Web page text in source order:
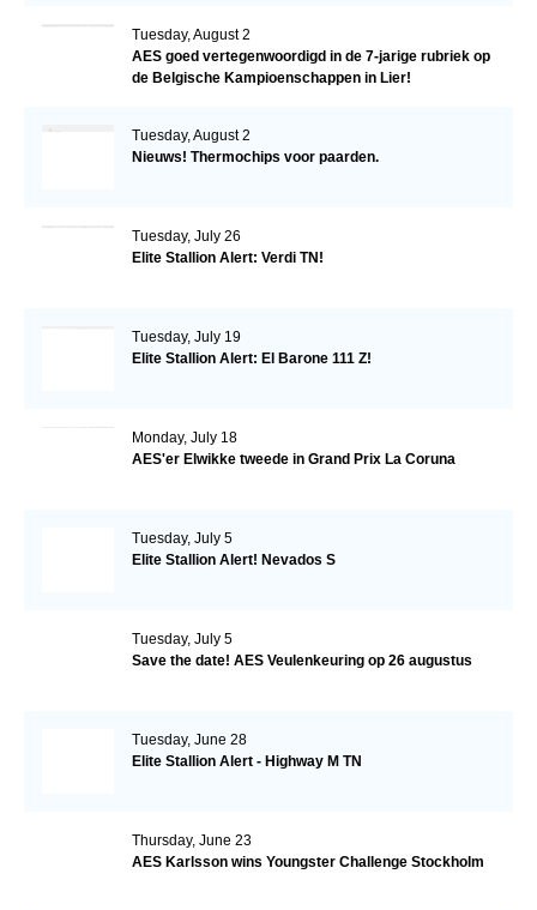
Tuesday, August 2
AES goed vertegenwoordigd in de 7-jarige rubriek op
de Belgische Kampioenschappen in Lier!
Tuesday, August 2
Nieuws! Thermochips voor paarden.
Tuesday, July 26
Elite Stallion Alert: Verdi TN!
Tuesday, July 19
Elite Stallion Alert: El Barone 111 Z!
Monday, July 18
AES'er Elwikke tweede in Grand Prix La Coruna
Tuesday, July 5
Elite Stallion Alert! Nevados S
Tuesday, July 5
Save the date! AES Veulenkeuring op 26 augustus
Tuesday, June 28
Elite Stallion Alert - Highway M TN
Thursday, June 23
AES Karlsson wins Youngster Challenge Stockholm